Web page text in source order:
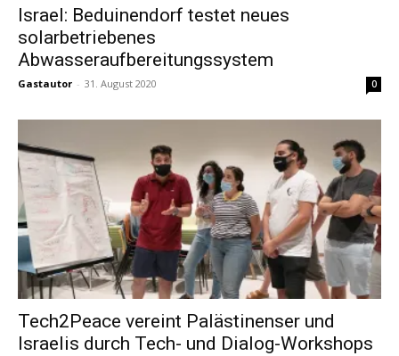
Israel: Beduinendorf testet neues
solarbetriebenes
Abwasseraufbereitungssystem
Gastautor - 31. August 2020 0
Tech2Peace vereint Palästinenser und
Israelis durch Tech- und Dialog-Workshops